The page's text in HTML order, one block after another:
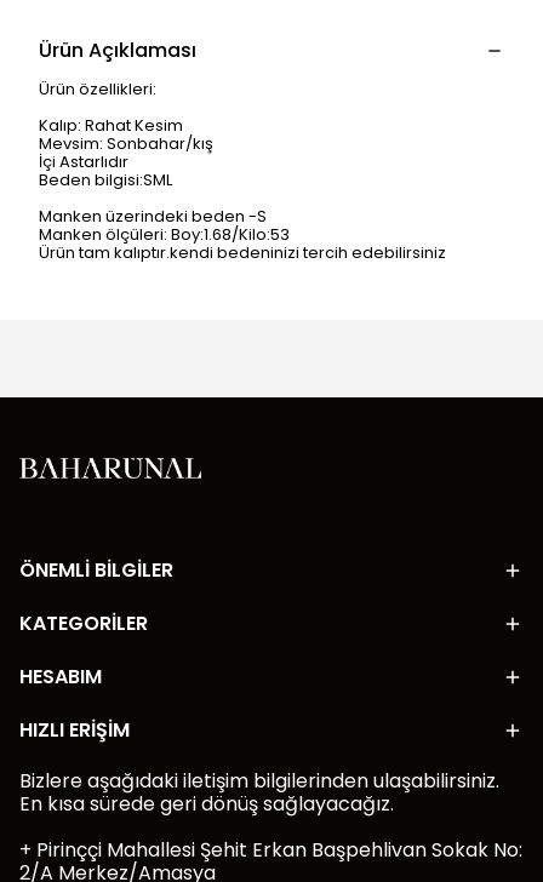
Ürün Açıklaması
Ürün özellikleri:
Kalıp: Rahat Kesim
Mevsim: Sonbahar/kış
İçi Astarlıdır
Beden bilgisi:SML
Manken üzerindeki beden -S
Manken ölçüleri: Boy:1.68/Kilo:53
Ürün tam kalıptır.kendi bedeninizi tercih edebilirsiniz
ÖNEMLİ BİLGİLER
KATEGORİLER
HESABIM
HIZLI ERİŞİM
Bizlere aşağıdaki iletişim bilgilerinden ulaşabilirsiniz.
En kısa sürede geri dönüş sağlayacağız.
+ Pirinççi Mahallesi Şehit Erkan Başpehlivan Sokak No:
2/A Merkez/Amasya